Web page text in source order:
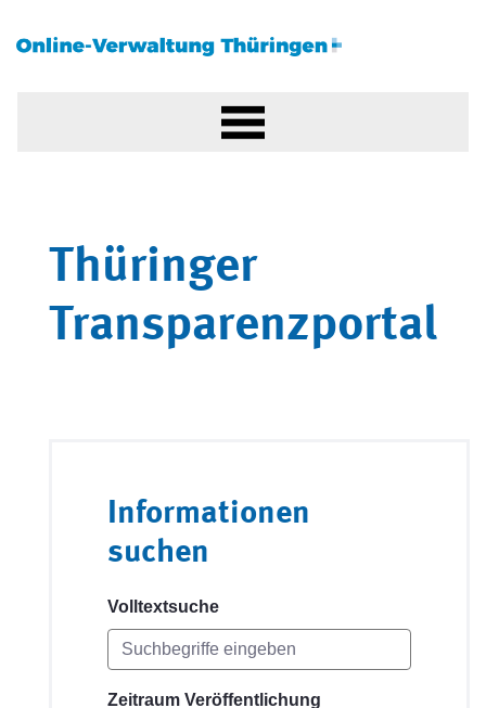
Thüringer
Transparenzportal
Informationen
suchen
Volltextsuche
Zeitraum Veröffentlichung